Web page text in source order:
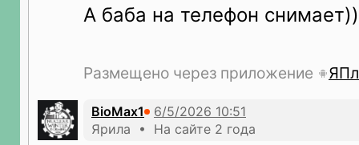
А баба на телефон
Размещено через приложение
BioMax1
Ярила • На сайте 2 года